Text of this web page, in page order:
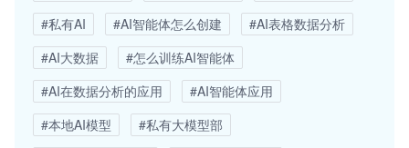
#私有AI
#AI智能体怎么创建
#AI表格数据分析
#AI大数据
#怎么训练AI智能体
#AI在数据分析的应用
#AI智能体应用
#本地AI模型
#私有大模型部